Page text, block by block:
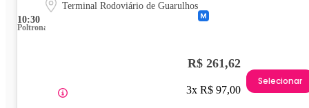
10:30
Terminal Rodoviário de Guarulhos
Poltrona
R$ 261,62
3x R$ 97,00
Selecionar